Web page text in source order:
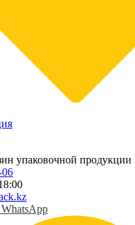
упаковочной продукции
06